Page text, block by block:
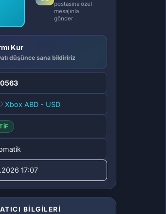
postasına özel
mesajınla
gönder
Kur
düşünce sana bildiririz
Xbox ABD - USD
17:07
BİLGİLERİ